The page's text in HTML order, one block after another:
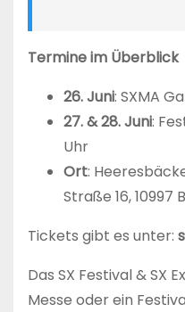
Termine im Überblick
26. Juni: SXMA
27. & 28. Juni:
Uhr
Ort:
Straße 16,
Tickets gibt es unter:
Das SX Festival & SX
Messe oder ein